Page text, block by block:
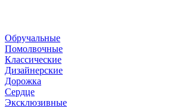
Обручальные
Помолвочные
Классические
Дизайнерские
Дорожка
Сердце
Эксклюзивные